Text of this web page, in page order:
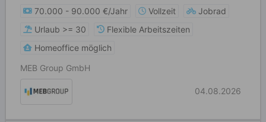
70.000 - 90.000 €/Jahr
Vollzeit
Jobrad
Urlaub >= 30
Flexible Arbeitszeiten
Homeoffice möglich
MEB Group GmbH
04.08.2026